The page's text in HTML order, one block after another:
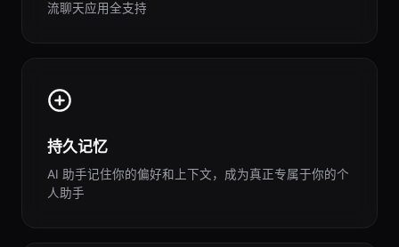
流聊天应用全支持
持久记忆
AI 助手记住你的偏好和上下文，成为真正专属于你的个
人助手